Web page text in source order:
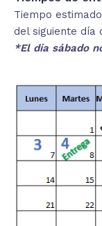
Tiempo
del siguiente día
*El día sábado